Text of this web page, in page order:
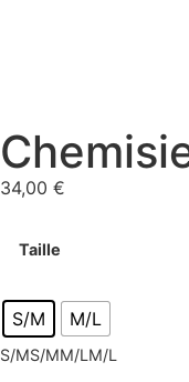
34,00 €
Taille
S/M M/L
S/MS/MM/L M/L